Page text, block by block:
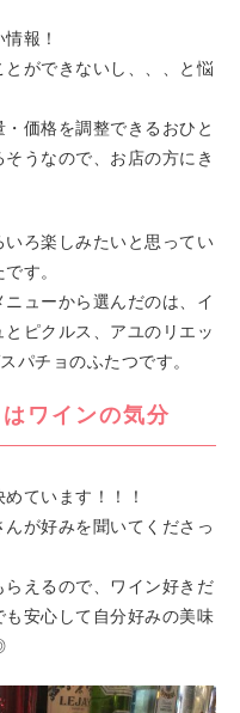
報！
ができないし、、、と悩
・価格を調整できるおひと
うなので、お店の方にき
ろ楽しみたいと思ってい
す。
ューから選んだのは、イ
ピクルス、アユのリエッ
パチョのふたつです。
ワインの気分
ています！！！
が好みを聞いてくださっ
えるので、ワイン好きだ
安心して自分好みの美味